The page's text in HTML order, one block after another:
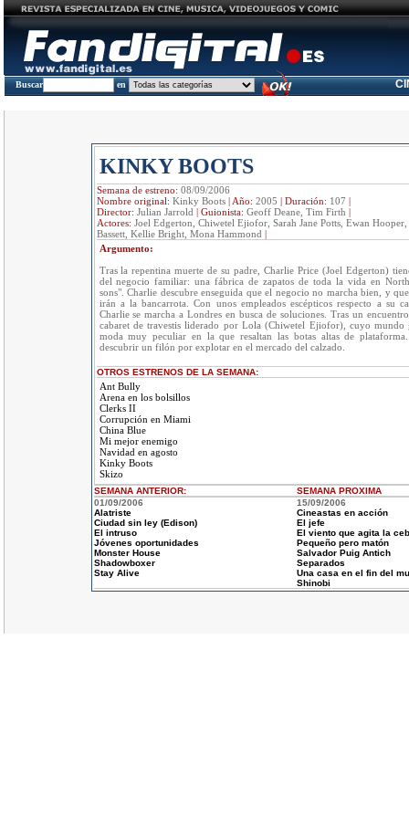
Buscar en
KINKY BOOTS
Semana de estreno: 08/09/2006
Nombre original: Kinky Boots| Año: 2005 | Duración: 107 |
Director: Julian Jarrold | Guionista: Geoff Deane, Tim Firth |
Actores: Joel Edgerton, Chiwetel Ejiofor, Sarah Jane Potts, Ewan
Bassett, Kellie Bright, Mona Hammond |
Argumento:
Tras la repentina muerte de su padre, Charlie Price (Joel Edgerton)
del negocio familiar: una fábrica de zapatos de toda la vida en
sons". Charlie descubre enseguida que el negocio no marcha bien, y
irán a la bancarrota. Con unos empleados escépticos respecto a su
Charlie se marcha a Londres en busca de soluciones. Tras un
cabaret de travestis liderado por Lola (Chiwetel Ejiofor), cuyo
moda muy peculiar en la que resaltan las botas altas de
descubrir un filón por explotar en el mercado del calzado.
OTROS ESTRENOS DE LA SEMANA:
Ant Bully
Arena en los bolsillos
Clerks II
Corrupción en Miami
China Blue
Mi mejor enemigo
Navidad en agosto
Kinky Boots
Skizo
SEMANA ANTERIOR: SEMANA PROXIMA
01/09/2006
Alatriste
Ciudad sin ley (Edison)
El intruso
Jóvenes oportunidades
Monster House
Shadowboxer
Stay Alive
15/09/2006
Cineastas en acción
El jefe
El viento que agita la
Pequeño pero matón
Salvador Puig Antich
Separados
Una casa en el fin del
Shinobi